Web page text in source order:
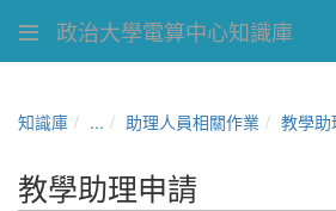
政治大學電算中心知識庫
知識庫 ... 助理人員相關作業 教學
教學助理申請